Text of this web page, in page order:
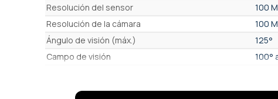
Resolución del sensor
100
Resolución de la cámara
100
Ángulo de visión (máx.)
125°
Campo de visión
100°
Zoom completo (óptico + digital)
x6